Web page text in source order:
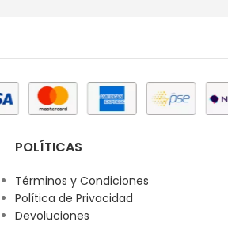
POLÍTICAS
Términos y Condiciones
Política de Privacidad
Devoluciones